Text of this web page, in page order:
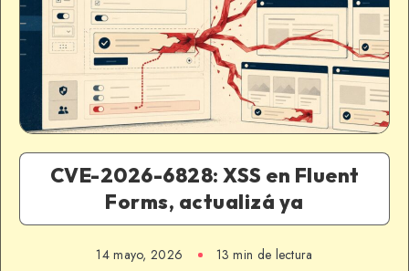
CVE-2026-6828: XSS en Fluent
Forms, actualizá ya
14 mayo, 2026
13 min de lectura